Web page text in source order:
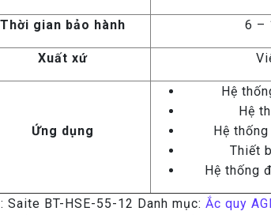
Thời gian bảo hành 6 –
Xuất xứ
Ứng dụng
Hệ
Hệ
Hệ
Thiết
Hệ thống
Saite BT-HSE-55-12 Danh mục:Ắc quy